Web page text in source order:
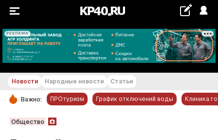
РЕКЛАМА
+16...+17 °С
РУБРИКИ
Обнинск
Новости Народные новости Статьи
Важно: ПРОтуризм График отключений воды Клиника
Общество